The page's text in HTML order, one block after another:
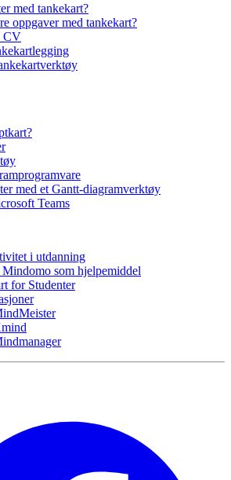
med tankekart?
oppgaver med tankekart?
CV
med et Gantt-diagramverktøy
Teams
i utdanning
som hjelpemiddel
for Studenter